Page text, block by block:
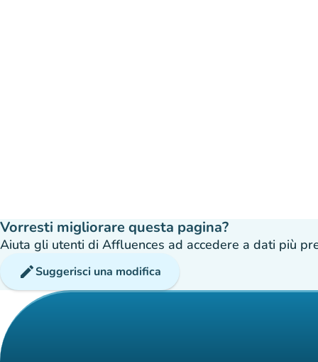
Vorresti migliorare questa pagina?
Aiuta gli utenti di Affluences ad accedere a dati più
editSuggerisci una modifica